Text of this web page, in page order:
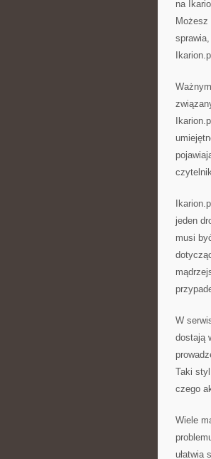
na
jeden
musi
W
dostają
Taki
czego
Wiele
ułatwia